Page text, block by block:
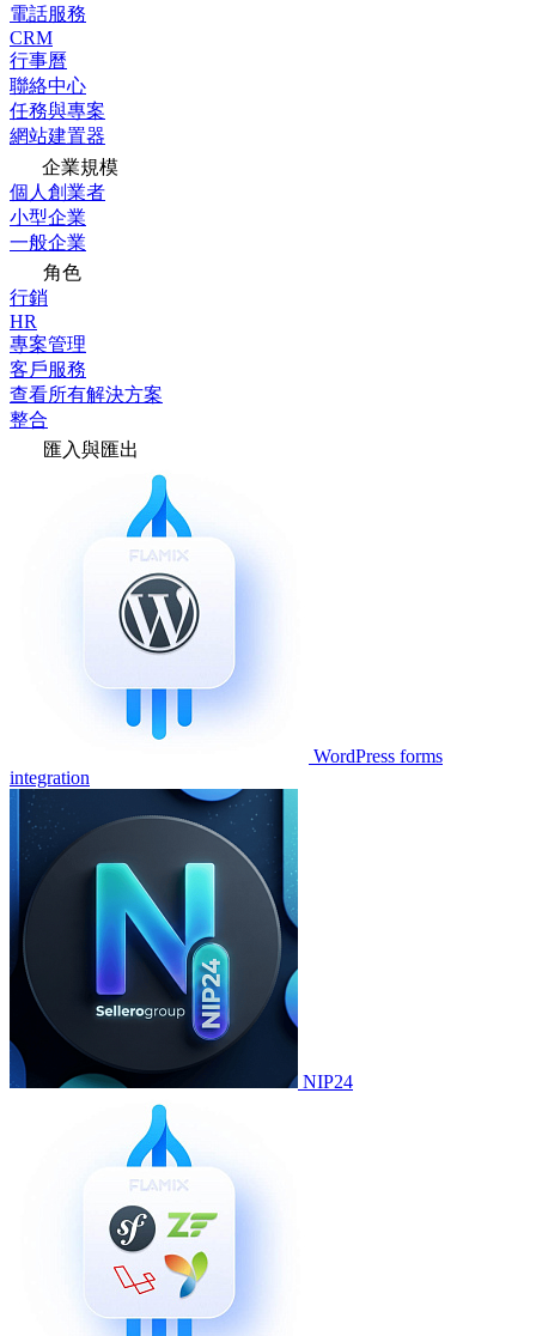
電話服務
CRM
行事曆
聯絡中心
任務與專案
網站建置器
企業規模
個人創業者
小型企業
一般企業
角色
行銷
HR
專案管理
客戶服務
查看所有解決方案
整合
匯入與匯出
WordPress forms
integration
NIP24